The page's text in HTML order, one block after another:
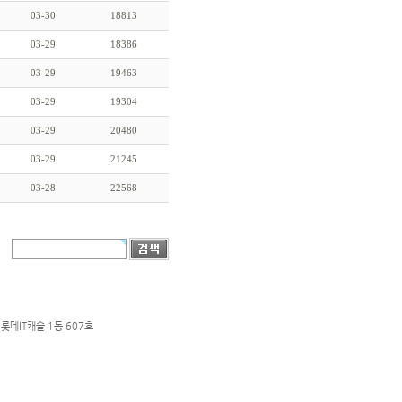
03-30 18813
03-29 18386
03-29 19463
03-29 19304
03-29 20480
03-29 21245
03-28 22568
데IT캐슬 1동 607호